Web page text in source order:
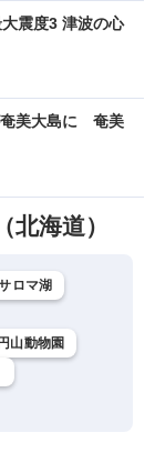
震度3 津波の心
奄美大島に 奄美
海道）
ロマ湖
山動物園